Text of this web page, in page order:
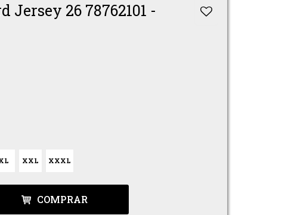
Jersey 26 78762101 -
XXL XXXL
COMPRAR